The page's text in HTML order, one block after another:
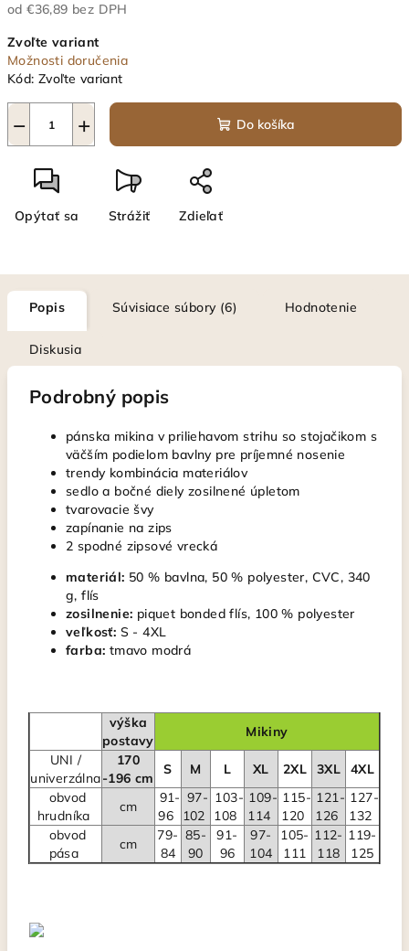
od€36,89 bez DPH
cena:
Zvoľte variant
Možnosti doručenia
Kód: Zvoľte variant
+
− Do košíka
Opýtať sa Strážiť Zdieľať
Popis Súvisiace súbory (6) Hodnotenie
Diskusia
Podrobný popis
pánska mikina v priliehavom strihu so stojačikom s
väčším podielom bavlny pre príjemné nosenie
trendy kombinácia materiálov
sedlo a bočné diely zosilnené úpletom
tvarovacie švy
zapínanie na zips
2 spodné zipsové vrecká
materiál: 50 % bavlna, 50 % polyester, CVC, 340
g, flís
zosilnenie: piquet bonded flís, 100 % polyester
veľkosť: S - 4XL
farba: tmavo modrá
výška
postavy
Mikiny
UNI /
univerzálna
170
-196 cm
S M L XL 2XL 3XL
4XL
obvod
hrudníka
cm
91-
96
97-
102
103-
108
109-
114
115-
120
121-
126
127-
132
obvod
pása
cm
79-
84
85-
90
91-
96
97-
104
105-
111
112-
118
119-
125